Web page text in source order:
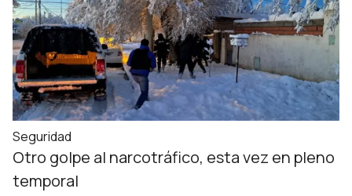
Seguridad
Otro golpe al narcotráfico, esta vez en pleno
temporal